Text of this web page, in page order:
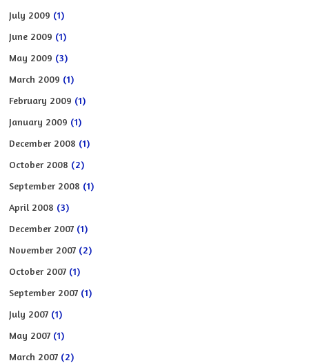
July 2009 (1)
June 2009 (1)
May 2009 (3)
March 2009 (1)
February 2009 (1)
January 2009 (1)
December 2008 (1)
October 2008 (2)
September 2008 (1)
April 2008 (3)
December 2007 (1)
November 2007 (2)
October 2007 (1)
September 2007 (1)
July 2007 (1)
May 2007 (1)
March 2007 (2)